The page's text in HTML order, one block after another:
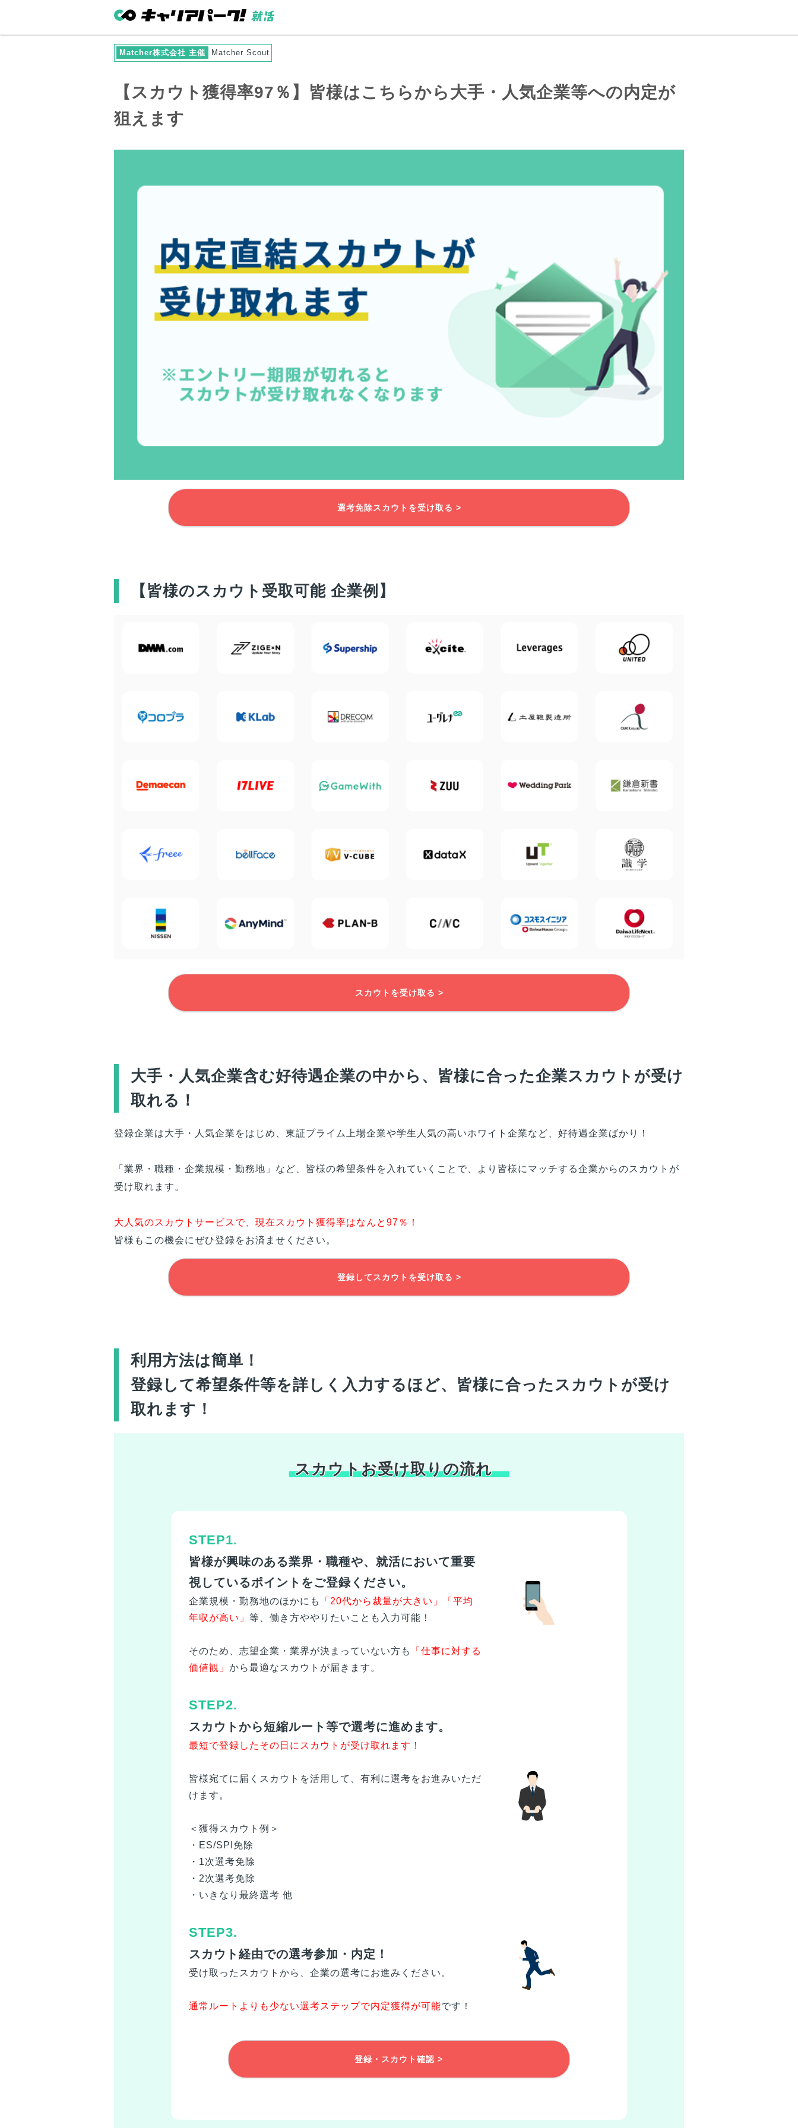
Matcher株式会社 主催 Matcher Scout
【スカウト獲得率97％】 皆様はこちらから大手・人気企業等への内定が
狙えます
選考免除スカウトを受け取る >
【 皆様のスカウト受取可能 企業例】
スカウトを受け取る >
大手・人気企業含む好待遇企業の中から、 皆様に合った企業スカウトが受け
取れる！
登録企業は大手・人気企業をはじめ、東証プライム上場企業や学生人気の高いホワイト企業など、好待遇企業ばかり！
「業界・職種・企業規模・勤務地」など、 皆様の希望条件を入れていくことで、より 皆様にマッチする企業からのスカウトが
受け取れます。
大人気のスカウトサービスで、現在スカウト獲得率はなんと97％！
皆様 もこの機会にぜひ登録をお済ませください。
登録してスカウトを受け取る >
利用方法は簡単！
登録して希望条件等を詳しく入力するほど、 皆様に合ったスカウトが受け
取れます！
スカウトお受け取りの流れ
STEP1.
皆様が興味のある業界・職種や、就活において重要
視しているポイントをご登録ください。
企業規模・勤務地のほかにも
「20代から裁量が大きい」「平均
年収が高い」 等、働き方ややりたいことも入力可能！
そのため、志望企業・業界が決まっていない方も
「仕事に対する
価値観」 から最適なスカウトが届きます。
STEP2.
スカウトから短縮ルート等で選考に進めます。
最短で登録したその日にスカウトが受け取れます！
皆様宛てに届くスカウトを活用して、有利に選考をお進みいただ
けます。
＜獲得スカウト例＞
・ES/SPI免除
・1次選考免除
・2次選考免除
・いきなり最終選考 他
STEP3.
スカウト経由での選考参加・内定！
受け取ったスカウトから、企業の選考にお進みください。
通常ルートよりも少ない選考ステップで内定獲得が可能です！
登録・スカウト確認 >